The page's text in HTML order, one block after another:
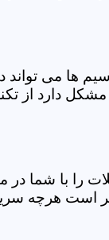
می تواند
دارد از
با شما در
هرچه سریع